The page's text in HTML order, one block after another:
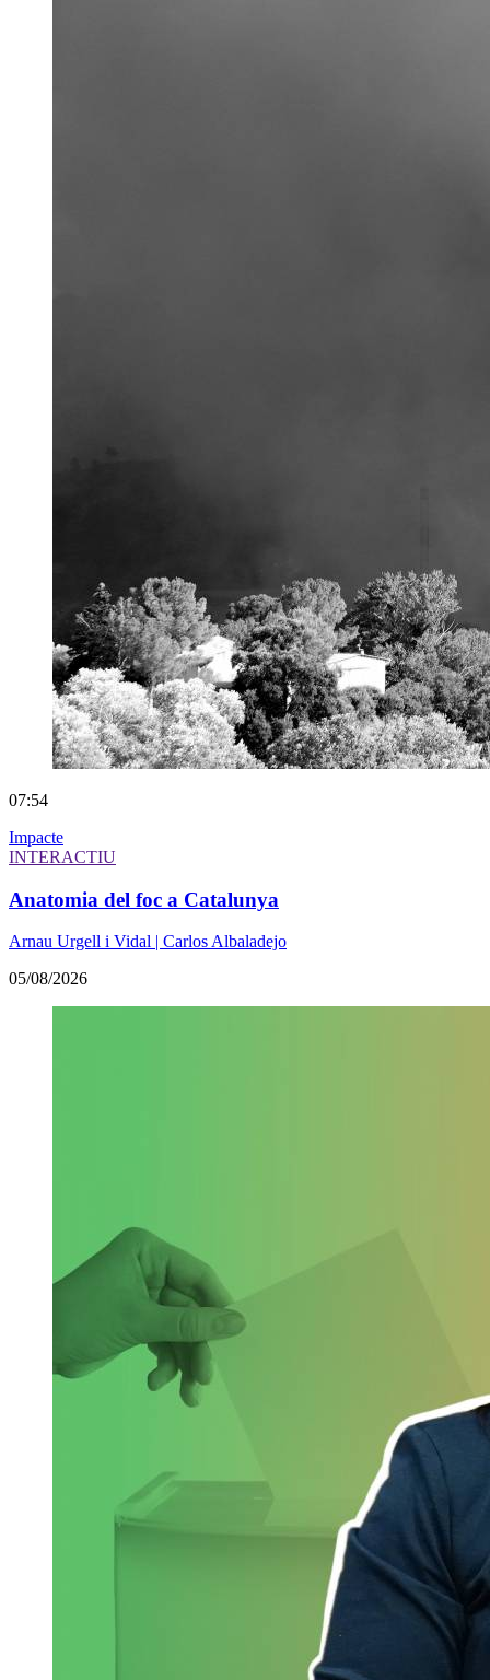
07:54
Impacte
INTERACTIU
Anatomia del foc a Catalunya
Arnau Urgell i Vidal | Carlos Albaladejo
05/08/2026